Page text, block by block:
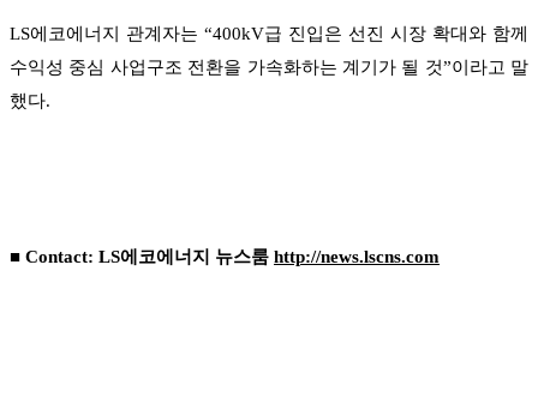
LS에코에너지 관계자는 “400kV급 진입은 선진 시장 확대와 함께
수익성 중심 사업구조 전환을 가속화하는 계기가 될 것”이라고 말
했다.
■ Contact: LS에코에너지 뉴스룸 http://news.lscns.com